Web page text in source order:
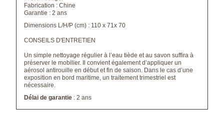
Fabrication : Chine
Garantie : 2 ans
Dimensions L/H/P (cm) : 110 x 71x 70
CONSEILS D'ENTRETIEN
Un simple nettoyage régulier à l’eau tiède et au savon suffira à
préserver le mobilier. Il convient également d’appliquer un
aérosol antirouille en début et fin de saison. Dans le cas d’une
exposition en bord maritime, un traitement trimestriel est
nécessaire.
Délai de garantie : 2 ans